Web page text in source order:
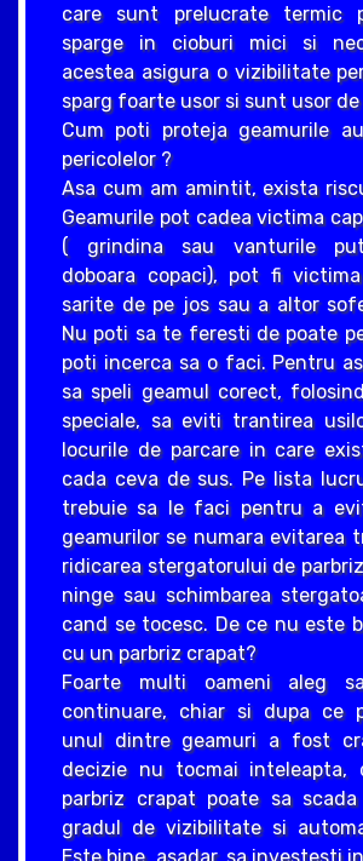
care sunt prelucrate termic
sparge in cioburi mici si
acestea asigura o vizibilitate
sparg foarte usor si sunt usor
Cum poti proteja geamurile
pericolelor ?
Asa cum am amintit, exista
Geamurile pot cadea victima
( grindina sau vanturile
doboara copaci), pot fi
sarite de pe jos sau a altor
Nu poti sa te feresti de poate
poti incerca sa o faci. Pentru
sa speli geamul corect,
speciale, sa eviti trantirea
locurile de parcare in care
cada ceva de sus. Pe lista
trebuie sa le faci pentru a
geamurilor se numara evitarea
ridicarea stergatorului de
ninge sau schimbarea
cand se tocesc. De ce nu este
cu un parbriz crapat?
Foarte multi oameni aleg
continuare, chiar si dupa ce
unul dintre geamuri a fost
decizie nu tocmai inteleapta,
parbriz crapat poate sa
gradul de vizibilitate si